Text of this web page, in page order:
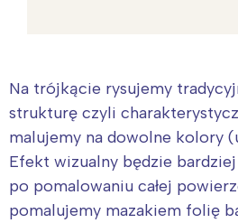
Na trójkącie rysujemy
strukturę czyli
malujemy na dowolne kolory
Efekt wizualny będzie
po pomalowaniu całej
pomalujemy mazakiem folię